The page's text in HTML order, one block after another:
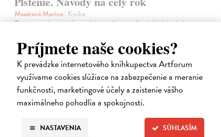
Príjmete naše cookies?
K prevádzke internetového kníhkupectva Artforum
využívame cookies slúžiace na zabezpečenie a meranie
funkčnosti, marketingové účely a zaistenie vášho
maximálneho pohodlia a spokojnosti.
SÚHLASÍM
NASTAVENIA
Masárová Marína| Kniha
Ponorte sa do sveta vlny a vlastnoručne vyrobených plstených
pomôckach, taktiež podrobne popisuje základné techniky suchého
plstenia.
Na sklade
28,90 €